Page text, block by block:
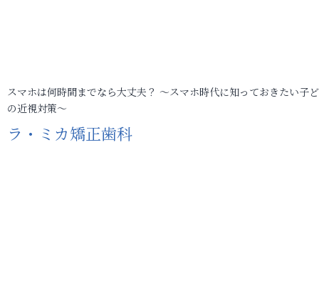
スマホは何時間までなら大丈夫？ ～スマホ時代に知っておきたい子
の近視対策～
ラ・ミカ矯正歯科